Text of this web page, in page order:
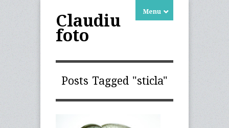
Claudiu
foto
Menu
Posts Tagged "sticla"